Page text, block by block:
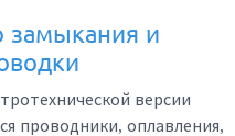
замыкания и
версии
проводники, оплавления,